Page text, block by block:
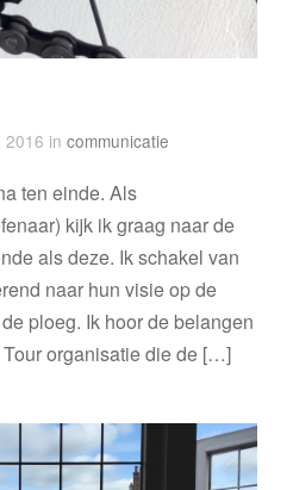
2016 in communicatie
ten einde. Als
kijk ik graag naar de
als deze. Ik schakel van
naar hun visie op de
ploeg. Ik hoor de belangen
organisatie die de […]